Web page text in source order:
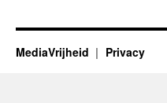
MediaVrijheid Privacy